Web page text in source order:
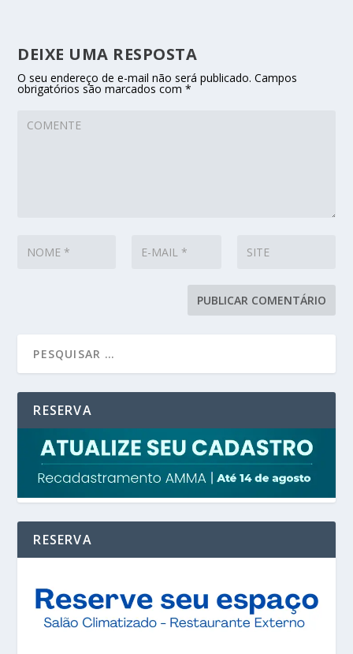
DEIXE UMA RESPOSTA
O seu endereço de e-mail não será publicado. Campos
obrigatórios são marcados com*
RESERVA
RESERVA